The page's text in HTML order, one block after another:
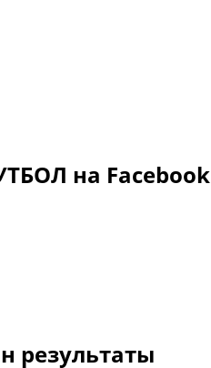
на Facebook
результаты